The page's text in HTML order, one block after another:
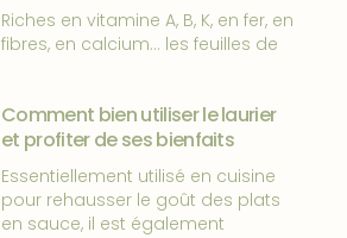
Riches en vitamine A, B, K, en fer, en
fibres, en calcium… les feuilles de
Comment bien utiliser le laurier
et profiter de ses bienfaits
Essentiellement utilisé en cuisine
pour rehausser le goût des plats
en sauce, il est également